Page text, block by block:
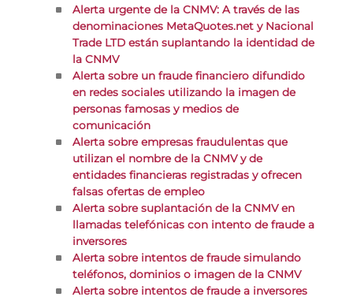
Alerta urgente de la CNMV: A través de las
denominaciones MetaQuotes.net y Nacional
Trade LTD están suplantando la identidad de
la CNMV
Alerta sobre un fraude financiero difundido
en redes sociales utilizando la imagen de
personas famosas y medios de
comunicación
Alerta sobre empresas fraudulentas que
utilizan el nombre de la CNMV y de
entidades financieras registradas y ofrecen
falsas ofertas de empleo
Alerta sobre suplantación de la CNMV en
llamadas telefónicas con intento de fraude a
inversores
Alerta sobre intentos de fraude simulando
teléfonos, dominios o imagen de la CNMV
Alerta sobre intentos de fraude a inversores